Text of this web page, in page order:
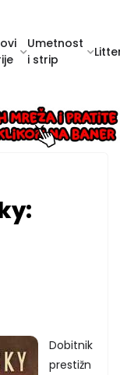
Umetnost
i strip
Dobitnik
prestižn